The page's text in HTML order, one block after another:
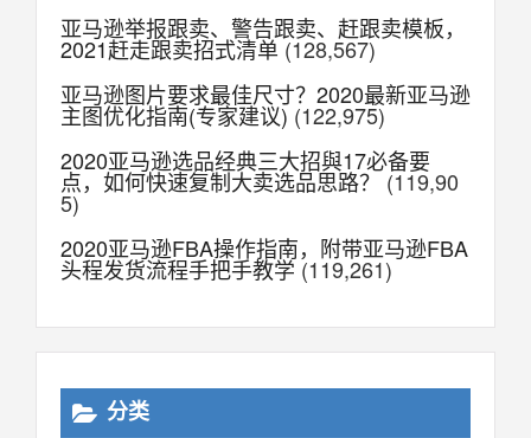
亚马逊举报跟卖、警告跟卖、赶跟卖模板，
2021赶走跟卖招式清单 (128,567)
亚马逊图片要求最佳尺寸？2020最新亚马逊
主图优化指南(专家建议) (122,975)
2020亚马逊选品经典三大招與17必备要
点，如何快速复制大卖选品思路？ (119,90
5)
2020亚马逊FBA操作指南，附带亚马逊FBA
头程发货流程手把手教学(119,261)
分类